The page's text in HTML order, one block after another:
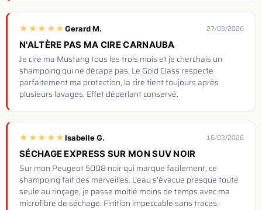
★★★★★Gerard M. 27/03/2026
N'ALTÈRE PAS MA CIRE CARNAUBA
Je cire ma Mustang tous les trois mois et je cherchais un
shampoing qui ne décape pas. Le Gold Class respecte
parfaitement ma protection, la cire tient toujours après
plusieurs lavages. Effet déperlant conservé.
★★★★★Isabelle G. 16/03/2026
SÉCHAGE EXPRESS SUR MON SUV NOIR
Sur mon Peugeot 5008 noir qui marque facilement, ce
shampoing fait des merveilles. L'eau s'évacue presque toute
seule au rinçage, je passe moitié moins de temps avec ma
microfibre de séchage. Finition impeccable sans traces.